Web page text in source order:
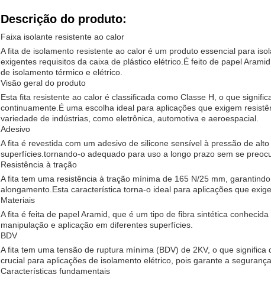
Descrição do produto:
Faixa isolante resistente ao calor
A fita de isolamento resistente ao calor é um produto essencial para
exigentes requisitos da caixa de plástico elétrico.É feito de papel
de isolamento térmico e elétrico.
Visão geral do produto
Esta fita resistente ao calor é classificada como Classe H, o que
continuamente.É uma escolha ideal para aplicações que exigem
variedade de indústrias, como eletrônica, automotiva e aeroespacial.
Adesivo
A fita é revestida com um adesivo de silicone sensível à pressão de
superfícies.tornando-o adequado para uso a longo prazo sem se
Resistência à tração
A fita tem uma resistência à tração mínima de 165 N/25 mm,
alongamento.Esta característica torna-o ideal para aplicações que
Materiais
A fita é feita de papel Aramid, que é um tipo de fibra sintética
manipulação e aplicação em diferentes superfícies.
BDV
A fita tem uma tensão de ruptura mínima (BDV) de 2KV, o que
crucial para aplicações de isolamento elétrico, pois garante a
Características fundamentais